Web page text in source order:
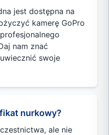
jest dostępna na
kamerę GoPro
nam znać
swoje
nurkowy?
ale nie